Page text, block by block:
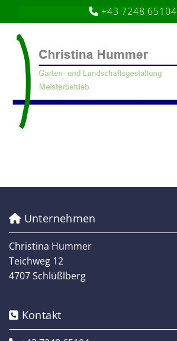
 +43 7248 65104
Unternehmen
Christina Hummer
Teichweg 12
4707 Schlüßlberg
 Kontakt